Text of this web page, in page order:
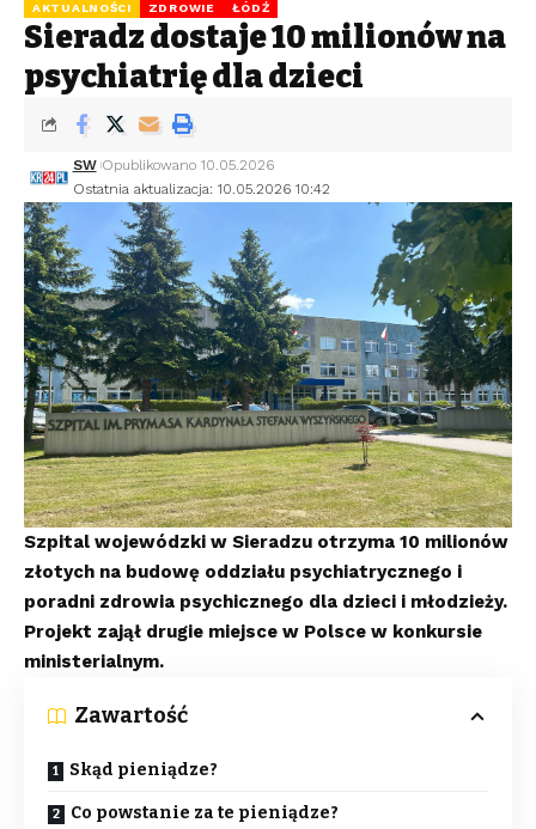
AKTUALNOŚCI ZDROWIE ŁÓDŹ
Sieradz dostaje 10 milionów na
psychiatrię dla dzieci
Ostatnia aktualizacja: 10.05.2026 10:42
SW Opublikowano 10.05.2026
Szpital wojewódzki w Sieradzu otrzyma 10 milionów
złotych na budowę oddziału psychiatrycznego i
poradni zdrowia psychicznego dla dzieci i młodzieży.
Projekt zajął drugie miejsce w Polsce w konkursie
ministerialnym.
Zawartość
Skąd pieniądze?
Co powstanie za te pieniądze?